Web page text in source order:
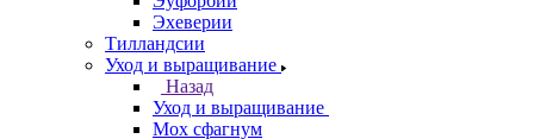
Эхеверии
Тилландсии
Уход и выращивание
Назад
Уход и выращивание
Мох сфагнум